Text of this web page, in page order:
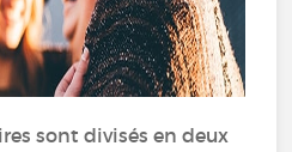
sont divisés en deux